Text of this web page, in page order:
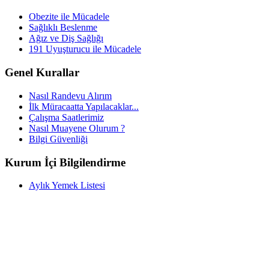
Obezite ile Mücadele
Sağlıklı Beslenme
Ağız ve Diş Sağlığı
191 Uyuşturucu ile Mücadele
Genel Kurallar
Nasıl Randevu Alırım
İlk Müracaatta Yapılacaklar...
Çalışma Saatlerimiz
Nasıl Muayene Olurum ?
Bilgi Güvenliği
Kurum İçi Bilgilendirme
Aylık Yemek Listesi